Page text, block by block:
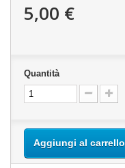
5,00 €
Quantità
Aggiungi al carrello